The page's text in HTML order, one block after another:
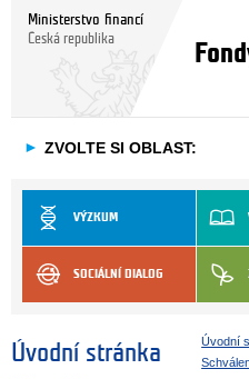
Ministerstvo financí
Česká republika
► ZVOLTE SI OBLAST:
VÝZKUM
SOCIÁLNÍ DIALOG
Úvodní stránka
Úvodní